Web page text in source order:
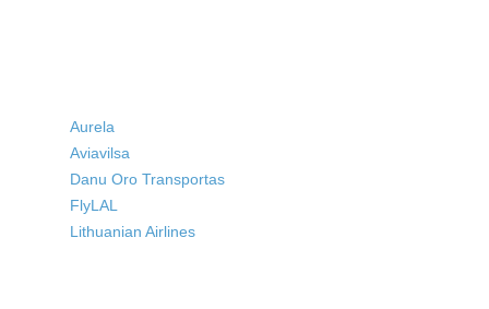
Aurela
Aviavilsa
Danu Oro Transportas
FlyLAL
Lithuanian Airlines